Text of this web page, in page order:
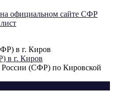
официальном сайте СФР
в г. Киров
(СФР) по Кировской